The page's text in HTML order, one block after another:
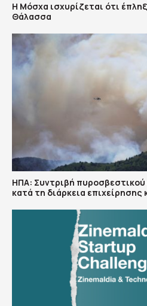
Η Μόσχα ισχυρίζεται ότι
Θάλασσα
ΗΠΑ: Συντριβή πυροσβεστικού
κατά τη διάρκεια